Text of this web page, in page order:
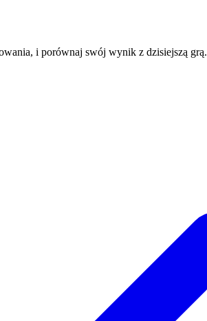
i porównaj swój wynik z dzisiejszą grą.